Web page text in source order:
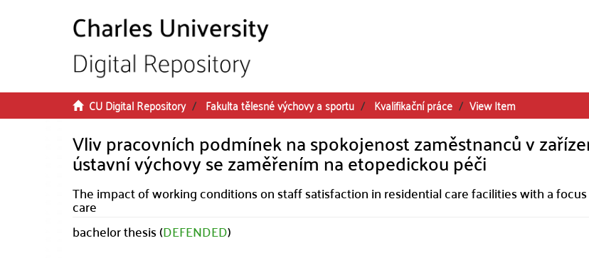
CU Digital Repository Fakulta tělesné výchovy a sportu Kvalifikační práce View Item
Vliv pracovních podmínek na spokojenost zaměstnanců v
ústavní výchovy se zaměřením na etopedickou péči
The impact of working conditions on staff satisfaction in residential care facilities with a
care
bachelor thesis (DEFENDED)